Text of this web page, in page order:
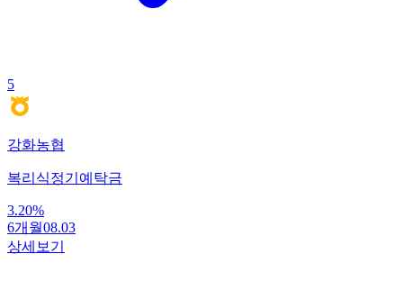
5
강화농협
복리식정기예탁금
3.20%
6개월08.03
상세보기